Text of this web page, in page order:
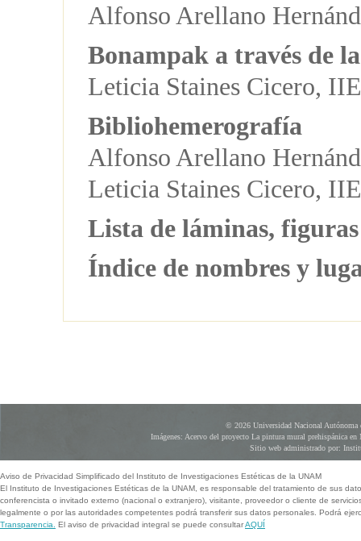
Alfonso Arellano
Bonampak a través de
Leticia Staines Cicero,
Bibliohemerografía
Alfonso Arellano
Leticia Staines Cicero,
Lista de láminas,
Índice de nombres y
© 2026 Universidad Nacional Autónoma
Imágenes: Acervo del proyecto La pintura mural prehispánica
Sitio web administrado por:
Aviso de Privacidad Simplificado del Instituto de Investigaciones Estéticas de la UNAM
El Instituto de Investigaciones Estéticas de la UNAM, es responsable del tratamiento de sus
conferencista o invitado externo (nacional o extranjero), visitante, proveedor o cliente de
legalmente o por las autoridades competentes podrá transferir sus datos personales. Podrá
Transparencia. El aviso de privacidad integral se puede consultarAQUÍ